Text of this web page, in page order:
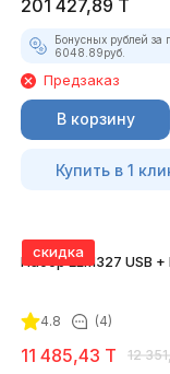
201 427,89 T
Бонусных рублей за
6048.89руб.
Предзаказ
В корзину
Купить в 1
скидка
Набор ELM327 USB +
4.8 (4)
11 485,43 T 12